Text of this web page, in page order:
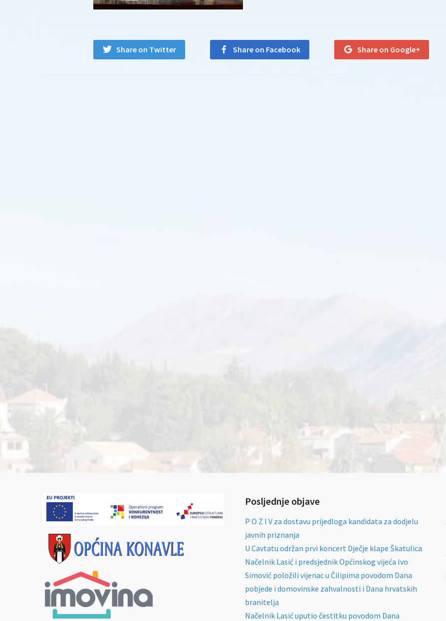
Share on Twitter Share on Facebook Share on Google+
Posljednje objave
P O Z I V za dostavu prijedloga kandidata za dodjelu
javnih priznanja
U Cavtatu održan prvi koncert Dječje klape Škatulica
Načelnik Lasić i predsjednik Općinskog vijeća Ivo
Simović položili vijenac u Čilipima povodom Dana
pobjede i domovinske zahvalnosti i Dana hrvatskih
branitelja
Načelnik Lasić uputio čestitku povodom Dana